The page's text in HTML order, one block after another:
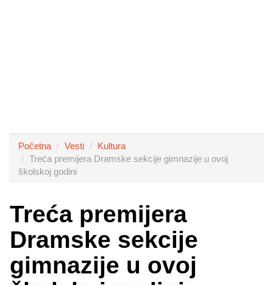
Početna Vesti
Kultura
Treća premijera Dramske sekcije gimnazije u ovoj
školskoj godini
Treća premijera
Dramske sekcije
gimnazije u ovoj